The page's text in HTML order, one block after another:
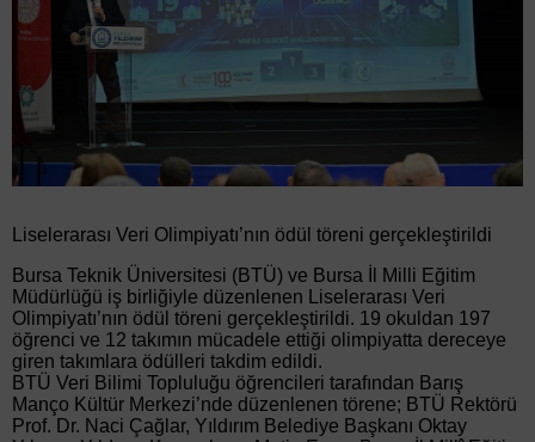
Liselerarası Veri Olimpiyatı’nın ödül töreni gerçekleştirildi
Bursa Teknik Üniversitesi (BTÜ) ve Bursa İl Milli Eğitim
Müdürlüğü iş birliğiyle düzenlenen Liselerarası Veri
Olimpiyatı’nın ödül töreni gerçekleştirildi. 19 okuldan 197
öğrenci ve 12 takımın mücadele ettiği olimpiyatta dereceye
giren takımlara ödülleri takdim edildi.
BTÜ Veri Bilimi Topluluğu öğrencileri tarafından Barış
Manço Kültür Merkezi’nde düzenlenen törene; BTÜ Rektörü
Prof. Dr. Naci Çağlar, Yıldırım Belediye Başkanı Oktay